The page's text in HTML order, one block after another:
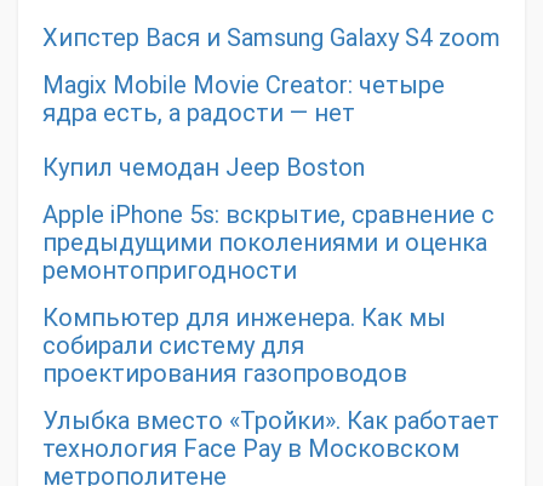
Хипстер Вася и Samsung Galaxy S4 zoom
Magix Mobile Movie Creator: четыре
ядра есть, а радости — нет
Купил чемодан Jeep Boston
Apple iPhone 5s: вскрытие, сравнение с
предыдущими поколениями и оценка
ремонтопригодности
Компьютер для инженера. Как мы
собирали систему для
проектирования газопроводов
Улыбка вместо «Тройки». Как работает
технология Face Pay в Московском
метрополитене